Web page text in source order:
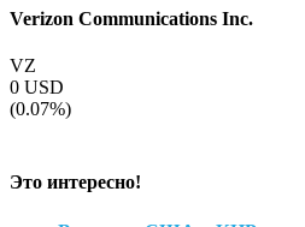
Verizon Communications Inc.
VZ
0 USD
(0.07%)
Это интересно!